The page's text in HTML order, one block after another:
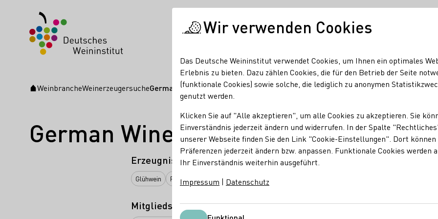
Startseite
WeinbrancheWeinerzeugersucheGerman Wine Group GWG GmbH
German Wine Group GWG GmbH
Erzeugnisse
Glühwein Perlwein / Secco Sekt Wein
Mitgliedschaften
Wir verwenden Cookies
Das Deutsche Weininstitut verwendet Cookies, um Ihnen ein optimales
Erlebnis zu bieten. Dazu zählen Cookies, die für den Betrieb der Seite
(funktionale Cookies) sowie solche, die lediglich zu anonymen
genutzt werden.
Klicken Sie auf "Alle akzeptieren", um alle Cookies zu akzeptieren. Sie
Einverständnis jederzeit ändern und widerrufen. In der Spalte
unserer Webseite finden Sie den Link "Cookie-Einstellungen". Dort können
Präferenzen jederzeit ändern bzw. anpassen. Funktionale Cookies werden
Ihr Einverständnis weiterhin ausgeführt.
Impressum | Datenschutz